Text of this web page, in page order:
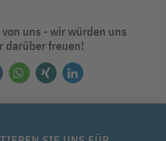
uns - wir würden uns
darüber freuen!